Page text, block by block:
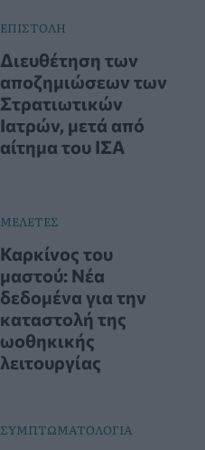
ΕΠΙΣΤΟΛΗ
Διευθέτηση των
αποζημιώσεων των
Στρατιωτικών
Ιατρών, μετά από
αίτημα του ΙΣΑ
ΜΕΛΕΤΕΣ
Καρκίνος του
μαστού: Νέα
δεδομένα για την
καταστολή της
ωοθηκικής
λειτουργίας
ΣΥΜΠΤΩΜΑΤΟΛΟΓΙΑ